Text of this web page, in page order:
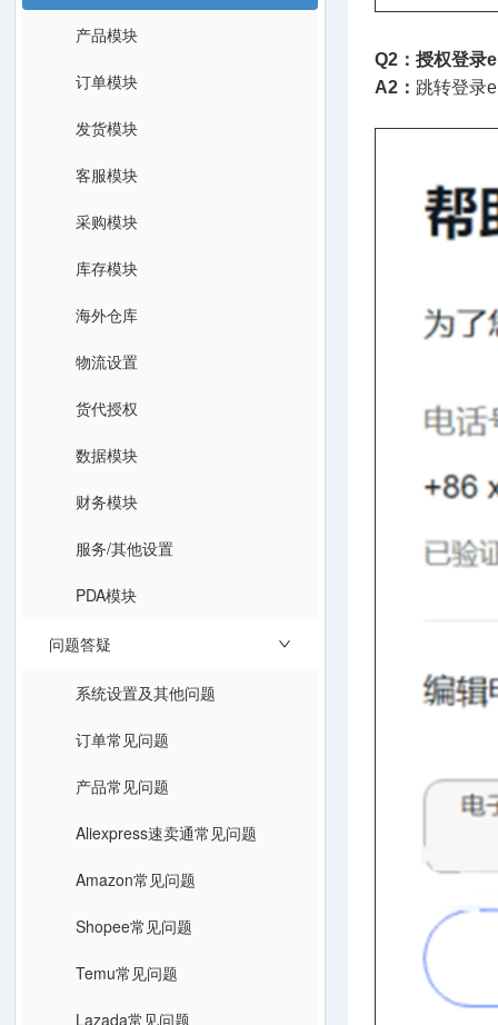
产品模块
订单模块
发货模块
客服模块
采购模块
库存模块
海外仓库
物流设置
货代授权
数据模块
财务模块
服务/其他设置
PDA模块
问题答疑
系统设置及其他问题
订单常见问题
产品常见问题
Aliexpress速卖通常见问题
Amazon常见问题
Shopee常见问题
Temu常见问题
Lazada常见问题
Q2：授权登录
A2： 跳转登录